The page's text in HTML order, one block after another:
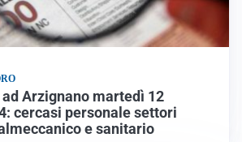
Arzignano martedì 12
cercasi personale settori
e sanitario